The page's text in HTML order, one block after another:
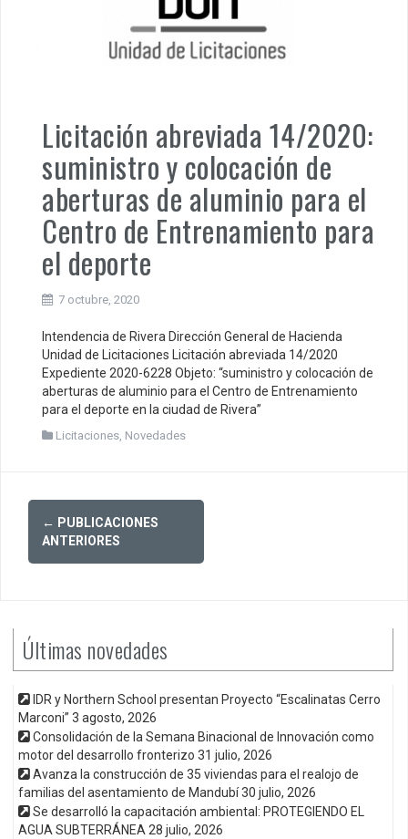
Licitación abreviada 14/2020:
suministro y colocación de
aberturas de aluminio para el
Centro de Entrenamiento para
el deporte
7 octubre, 2020
Intendencia de Rivera Dirección General de Hacienda
Unidad de Licitaciones Licitación abreviada 14/2020
Expediente 2020-6228 Objeto: “suministro y colocación de
aberturas de aluminio para el Centro de Entrenamiento
para el deporte en la ciudad de Rivera”
Licitaciones, Novedades
Posts
navigation
← PUBLICACIONES
ANTERIORES
Últimas novedades
IDR y Northern School presentan Proyecto “Escalinatas Cerro
Marconi” 3 agosto, 2026
Consolidación de la Semana Binacional de Innovación como
motor del desarrollo fronterizo 31 julio, 2026
Avanza la construcción de 35 viviendas para el realojo de
familias del asentamiento de Mandubí30 julio, 2026
Se desarrolló la capacitación ambiental: PROTEGIENDO EL
AGUA SUBTERRÁNEA28 julio, 2026